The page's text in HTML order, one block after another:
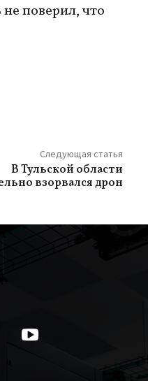
не поверил, что
Следующая статья
В Тульской области
взорвался дрон